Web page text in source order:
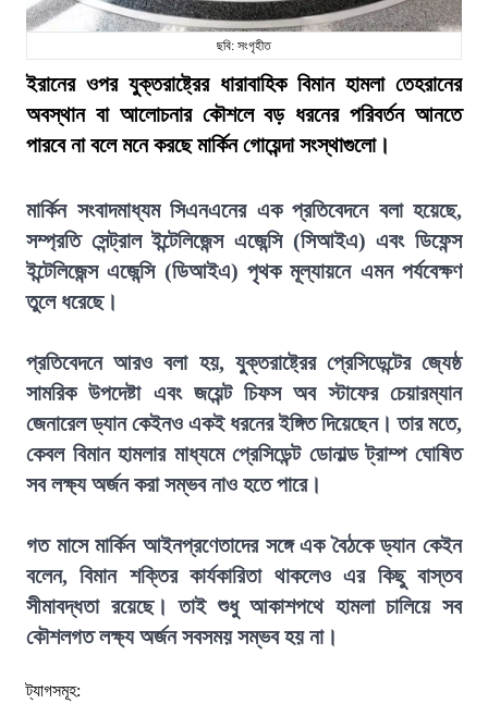
ছবি: সংগৃহীত
ইরানের ওপর যুক্তরাষ্ট্রের ধারাবাহিক বিমান হামলা তেহরানের
অবস্থান বা আলোচনার কৌশলে বড় ধরনের পরিবর্তন আনতে
পারবে না বলে মনে করছে মার্কিন গোয়েন্দা সংস্থাগুলো।
মার্কিন সংবাদমাধ্যম সিএনএনের এক প্রতিবেদনে বলা হয়েছে,
সম্প্রতি সেন্ট্রাল ইন্টেলিজেন্স এজেন্সি (সিআইএ) এবং ডিফেন্স
ইন্টেলিজেন্স এজেন্সি (ডিআইএ) পৃথক মূল্যায়নে এমন পর্যবেক্ষণ
তুলে ধরেছে।
প্রতিবেদনে আরও বলা হয়, যুক্তরাষ্ট্রের প্রেসিডেন্টের জ্যেষ্ঠ
সামরিক উপদেষ্টা এবং জয়েন্ট চিফস অব স্টাফের চেয়ারম্যান
জেনারেল ড্যান কেইনও একই ধরনের ইঙ্গিত দিয়েছেন। তার মতে,
কেবল বিমান হামলার মাধ্যমে প্রেসিডেন্ট ডোনাল্ড ট্রাম্প ঘোষিত
সব লক্ষ্য অর্জন করা সম্ভব নাও হতে পারে।
গত মাসে মার্কিন আইনপ্রণেতাদের সঙ্গে এক বৈঠকে ড্যান কেইন
বলেন, বিমান শক্তির কার্যকারিতা থাকলেও এর কিছু বাস্তব
সীমাবদ্ধতা রয়েছে। তাই শুধু আকাশপথে হামলা চালিয়ে সব
কৌশলগত লক্ষ্য অর্জন সবসময় সম্ভব হয় না।
ট্যাগসমূহ: